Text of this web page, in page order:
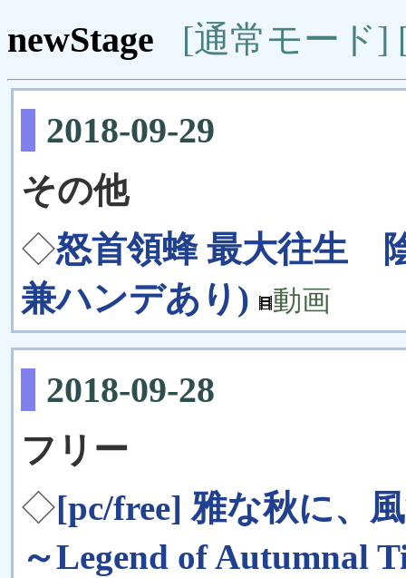
newStage [通常モード]
2018-09-29
その他
◇怒首領蜂 最大往生
兼ハンデあり)
動画
2018-09-28
フリー
◇[pc/free] 雅な秋に、
～Legend of Autumnal